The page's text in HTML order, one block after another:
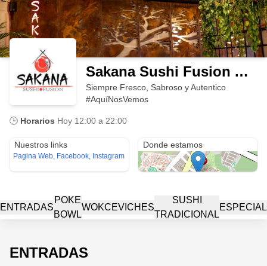
Sakana Sushi Fusion Armenia
Siempre Fresco, Sabroso y Autentico
#AquíNosVemos
🕒 Horarios Hoy 12:00 a 22:00
Nuestros links
Pagina Web, Facebook, Instagram
Donde estamos
ENTRADAS
POKE
BOWL
WOKCEVICHES
SUSHI
TRADICIONAL
ENTRADAS